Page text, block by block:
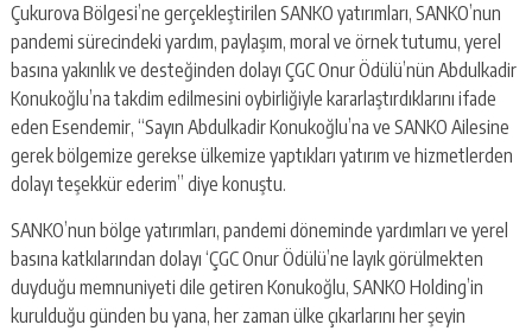
Çukurova Bölgesi’ne gerçekleştirilen SANKO yatırımları, SANKO’nun
pandemi sürecindeki yardım, paylaşım, moral ve örnek tutumu, yerel
basına yakınlık ve desteğinden dolayı ÇGC Onur Ödülü’nün Abdulkadir
Konukoğlu’na takdim edilmesini oybirliğiyle kararlaştırdıklarını ifade
eden Esendemir, “Sayın Abdulkadir Konukoğlu’na ve SANKO Ailesine
gerek bölgemize gerekse ülkemize yaptıkları yatırım ve hizmetlerden
dolayı teşekkür ederim” diye konuştu.
SANKO’nun bölge yatırımları, pandemi döneminde yardımları ve yerel
basına katkılarından dolayı ‘ÇGC Onur Ödülü’ne layık görülmekten
duyduğu memnuniyeti dile getiren Konukoğlu, SANKO Holding’in
kurulduğu günden bu yana, her zaman ülke çıkarlarını her şeyin